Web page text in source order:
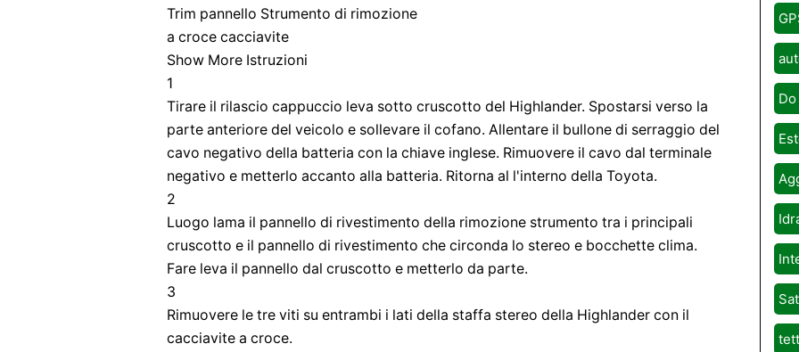
Trim pannello Strumento di rimozione
a croce cacciavite
Show More Istruzioni
1
Tirare il rilascio cappuccio leva sotto cruscotto del Highlander. Spostarsi verso la
parte anteriore del veicolo e sollevare il cofano. Allentare il bullone di serraggio del
cavo negativo della batteria con la chiave inglese. Rimuovere il cavo dal terminale
negativo e metterlo accanto alla batteria. Ritorna al l'interno della Toyota.
2
Luogo lama il pannello di rivestimento della rimozione strumento tra i principali
cruscotto e il pannello di rivestimento che circonda lo stereo e bocchette clima.
Fare leva il pannello dal cruscotto e metterlo da parte.
3
Rimuovere le tre viti su entrambi i lati della staffa stereo della Highlander con il
cacciavite a croce.